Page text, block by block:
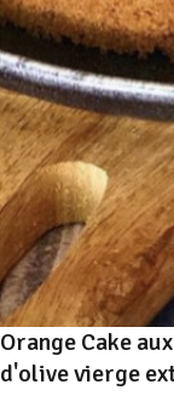
Orange Cake
d'olive vierge